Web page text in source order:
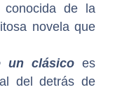
conocida de la
novela que
un clásicoes
del detrás de